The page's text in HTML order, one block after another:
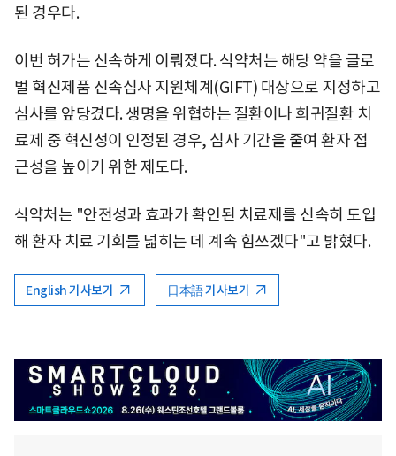
된 경우다.
이번 허가는 신속하게 이뤄졌다. 식약처는 해당 약을 글로
벌 혁신제품 신속심사 지원체계(GIFT) 대상으로 지정하고
심사를 앞당겼다. 생명을 위협하는 질환이나 희귀질환 치
료제 중 혁신성이 인정된 경우, 심사 기간을 줄여 환자 접
근성을 높이기 위한 제도다.
식약처는 "안전성과 효과가 확인된 치료제를 신속히 도입
해 환자 치료 기회를 넓히는 데 계속 힘쓰겠다"고 밝혔다.
English 기사보기 日本語 기사보기